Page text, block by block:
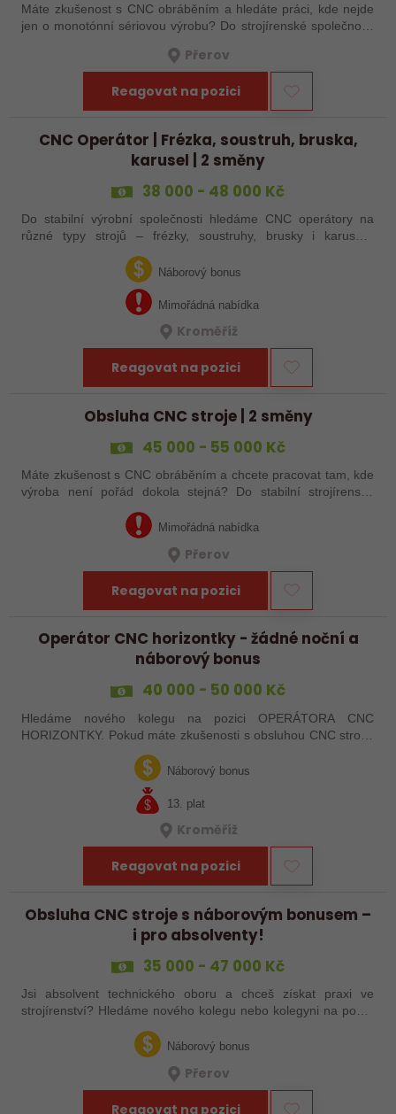
Máte zkušenost s CNC obráběním a hledáte práci, kde nejde
jen o monotónní sériovou výrobu? Do strojírenské společnosti
Přerov
Reagovat na pozici
CNC Operátor | Frézka, soustruh, bruska,
karusel | 2 směny
38 000 - 48 000 Kč
Do stabilní výrobní společnosti hledáme CNC operátory na
různé typy strojů – frézky, soustruhy, brusky i karusely.
Uplatnění u nás najdou zkušení obráběči i absolventi
technických oborů, kteří se…Náborový bonus
Mimořádná nabídka
Kroměříž
Reagovat na pozici
Obsluha CNC stroje | 2 směny
45 000 - 55 000 Kč
Máte zkušenost s CNC obráběním a chcete pracovat tam, kde
výroba není pořád dokola stejná? Do stabilní strojírenské
zakázkovou výrobu. Čeká Vás…Mimořádná nabídka
Přerov
Reagovat na pozici
Operátor CNC horizontky - žádné noční a
náborový bonus
40 000 - 50 000 Kč
Hledáme nového kolegu na pozici OPERÁTORA CNC
HORIZONTKY. Pokud máte zkušenosti s obsluhou CNC strojů,
orientujete se ve výkresové dokumentaci a máte chuť naučit se
něco nového, pak jste ideálním…Náborový bonus
13. plat
Kroměříž
Reagovat na pozici
Obsluha CNC stroje s náborovým bonusem –
i pro absolventy!
35 000 - 47 000 Kč
Jsi absolvent technického oboru a chceš získat praxi ve
strojírenství? Hledáme nového kolegu nebo kolegyni na pozici
obsluhy strojů – pokud tě láká práce ve výrobě, kde se něco
skutečně tvoří, rádi…
Náborový bonus
Přerov
Reagovat na pozici